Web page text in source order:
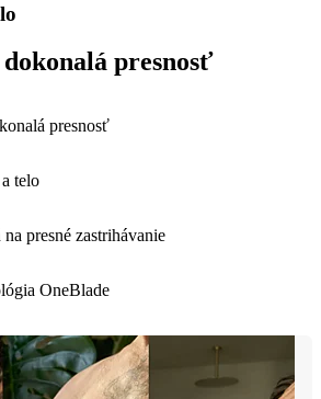
presnosť
presnosť
telo
presné zastrihávanie
OneBlade